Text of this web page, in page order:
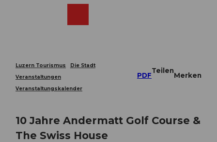
Luzern Tourismus
Die Stadt
Veranstaltungen
Veranstaltungskalender
PDF
Teilen
Merken
10 Jahre Andermatt Golf Course &
The Swiss House